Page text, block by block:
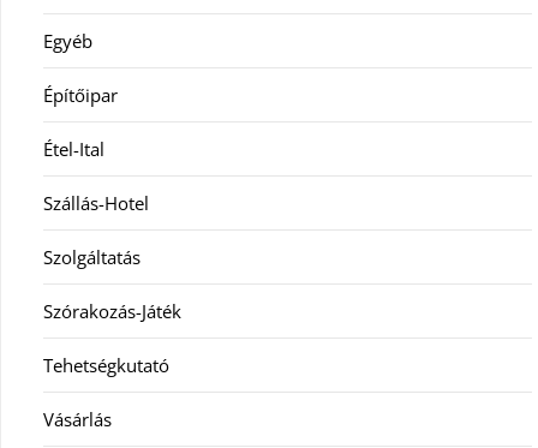
Egyéb
Építőipar
Étel-Ital
Szállás-Hotel
Szolgáltatás
Szórakozás-Játék
Tehetségkutató
Vásárlás